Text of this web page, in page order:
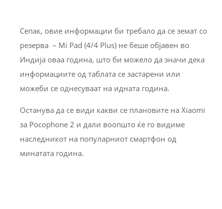
Сепак, овие информации би требало да се земат со
резерва – Mi Pad (4/4 Plus) не беше објавен во
Индија оваа година, што би можело да значи дека
информациите од таблата се застарени или
можеби се однесуваат на идната година.
Останува да се види какви се плановите на Xiaomi
за Pocophone 2 и дали воопшто ќе го видиме
наследникот на популарниот смартфон од
минатата година.